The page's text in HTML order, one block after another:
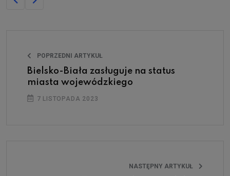
POPRZEDNI ARTYKUŁ
Bielsko-Biała zasługuje na status
miasta wojewódzkiego
7 LISTOPADA 2023
NASTĘPNY ARTYKUŁ